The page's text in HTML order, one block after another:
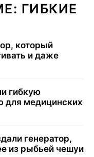
ГИБКИЕ
который
и даже
гибкую
для медицинских
генератор,
из рыбьей чешуи